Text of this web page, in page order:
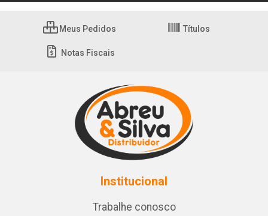
Meus Pedidos Títulos
Notas Fiscais
Institucional
Trabalhe conosco